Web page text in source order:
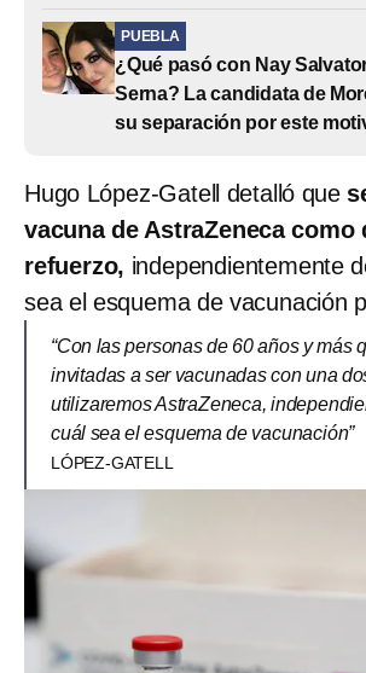
PUEBLA
¿Qué pasó con Nay
Serna? La candidata de
su separación por este
Hugo López-Gatell detalló que
vacuna de AstraZeneca como
refuerzo, independientemente
sea el esquema de vacunación
“Con las personas de 60 años y más
invitadas a ser vacunadas con una
utilizaremos AstraZeneca,
cuál sea el esquema de vacunación”
LÓPEZ-GATELL